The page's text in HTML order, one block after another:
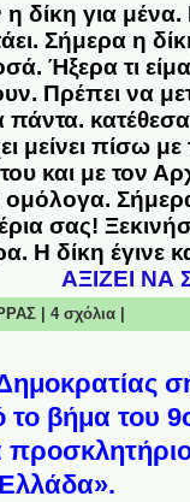
δίκη για μένα.
Σήμερα η
Ήξερα τι
Πρέπει να
πάντα.
μείνει πίσω
και με τον
Σήμερα
χέρια σας!
Η δίκη έγινε
ΑΞΙΖΕΙ ΝΑ
| 4 σχόλια|
το βήμα του